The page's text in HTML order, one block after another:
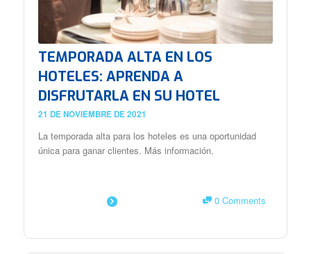
TEMPORADA ALTA EN LOS
HOTELES: APRENDA A
DISFRUTARLA EN SU HOTEL
21 DE NOVIEMBRE DE 2021
La temporada alta para los hoteles es una oportunidad
única para ganar clientes. Más información.
0 Comments